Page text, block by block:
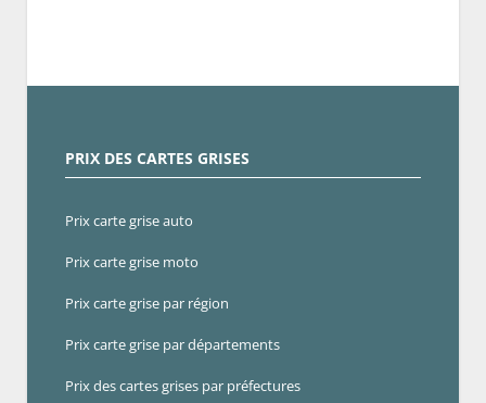
PRIX DES CARTES GRISES
Prix carte grise auto
Prix carte grise moto
Prix carte grise par région
Prix carte grise par départements
Prix des cartes grises par préfectures